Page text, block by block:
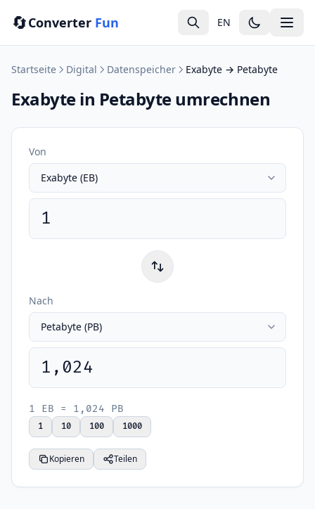
🔄Converter Fun EN
Startseite Digital Datenspeicher Exabyte → Petabyte
Exabyte in Petabyte umrechnen
Von
Nach
1,024
1 EB = 1,024 PB
1 10 100 1000
Kopieren Teilen